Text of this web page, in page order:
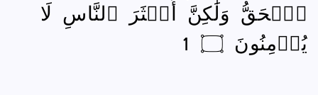
ٱلۡحَقُّ وَلَٰكِنَّ أَكۡثَرَ ٱلنَّاسِ لَا
يُؤۡمِنُونَ ۝ 1